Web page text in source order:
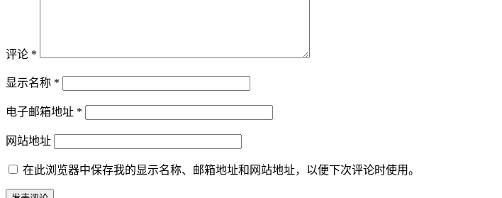
评论 *
显示名称 *
电子邮箱地址 *
网站地址
在此浏览器中保存我的显示名称、邮箱地址和网站地址，以便下次评论时使用。